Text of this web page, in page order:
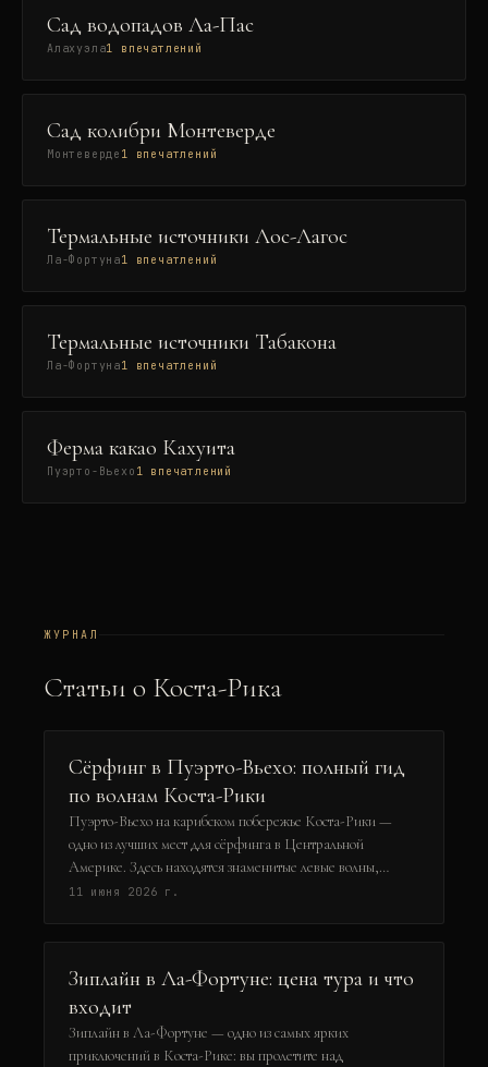
Сад водопадов Ла-Пас
Алахуэла1 впечатлений
Сад колибри Монтеверде
Монтеверде 1 впечатлений
Термальные источники Лос-Лагос
Ла-Фортуна1 впечатлений
Термальные источники Табакона
Ла-Фортуна1 впечатлений
Ферма какао Кахуита
Пуэрто-Вьехо 1 впечатлений
ЖУРНАЛ
Статьи о Коста-Рика
Сёрфинг в Пуэрто-Вьехо: полный гид
по волнам Коста-Рики
Пуэрто-Вьехо на карибском побережье Коста-Рики —
одно из лучших мест для сёрфинга в Центральной
Америке. Здесь находятся знаменитые левые волны,
которые привлекают сёрферов со всего мира. В этом гиде
11 июня 2026 г.
Зиплайн в Ла-Фортуне: цена тура и что
входит
Зиплайн в Ла-Фортуне — одно из самых ярких
приключений в Коста-Рике: вы пролетите над